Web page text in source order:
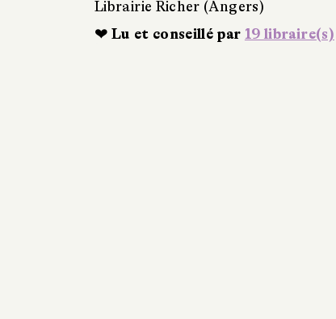
Librairie Richer (Angers)
❤ Lu et conseillé par 19 libraire(s)